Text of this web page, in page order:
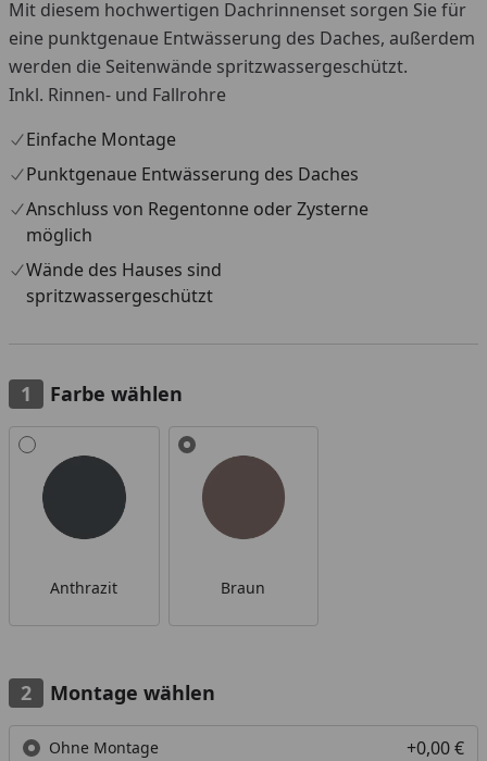
Mit diesem hochwertigen Dachrinnenset sorgen Sie für
eine punktgenaue Entwässerung des Daches, außerdem
werden die Seitenwände spritzwassergeschützt.
Inkl. Rinnen- und Fallrohre
Einfache Montage
Punktgenaue Entwässerung des Daches
Anschluss von Regentonne oder Zysterne
möglich
Wände des Hauses sind
spritzwassergeschützt
Farbe wählen
Alle anzeigen (2)
Anthrazit Braun
Montage wählen
Ohne Montage +0,00 €